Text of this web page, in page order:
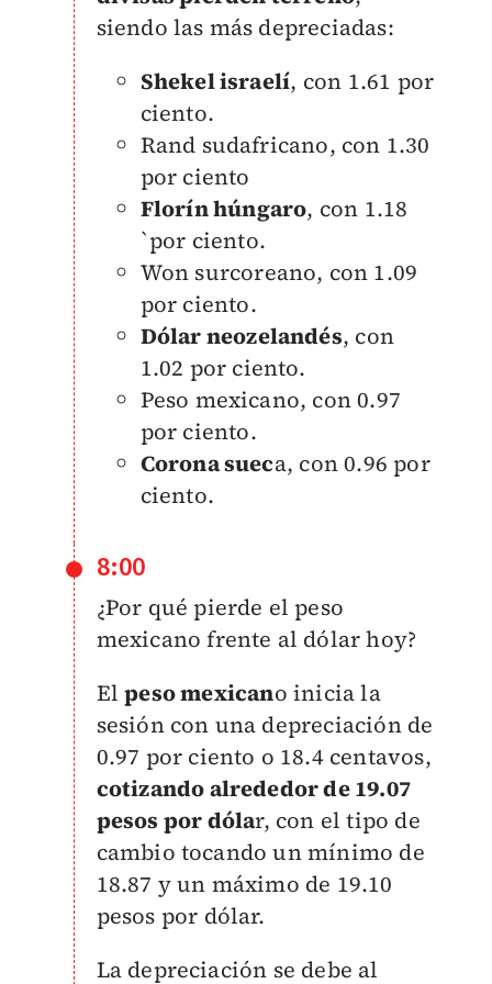
siendo las más depreciadas:
Shekel israelí, con 1.61 por
ciento.
Rand sudafricano, con 1.30
por ciento
Florín húngaro, con 1.18
`por ciento.
Won surcoreano, con 1.09
por ciento.
Dólar neozelandés, con
1.02 por ciento.
Peso mexicano, con 0.97
por ciento.
Corona sueca, con 0.96 por
ciento.
8:00
¿Por qué pierde el peso
mexicano frente al dólar hoy?
Elpeso mexicano inicia la
sesión con una depreciación de
0.97 por ciento o 18.4 centavos,
cotizando alrededor de 19.07
pesos por dólar, con el tipo de
cambio tocando un mínimo de
18.87 y un máximo de 19.10
pesos por dólar.
La depreciación se debe al